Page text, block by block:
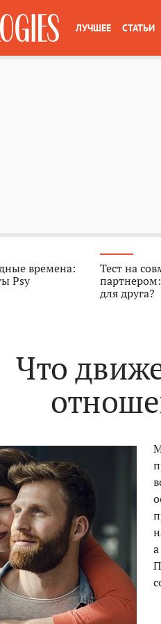
ЛУЧШЕЕ СТАТЬИ
времена:
Psy
Тест на
для друга?
Что